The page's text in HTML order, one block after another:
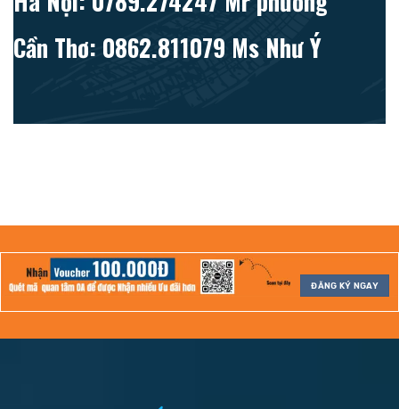
Cần Thơ: 0862.811079 Ms Như Ý
ĐĂNG KÝ NGAY